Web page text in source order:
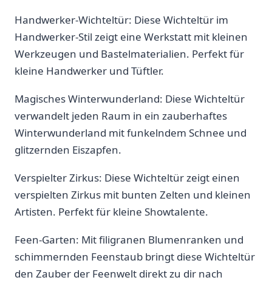
Handwerker-Wichteltür: Diese⁣ Wichteltür im
Handwerker-Stil zeigt⁤ eine Werkstatt‌ mit kleinen
Werkzeugen und ‌Bastelmaterialien. Perfekt für
kleine Handwerker und Tüftler.
Magisches Winterwunderland: Diese Wichteltür‍
verwandelt jeden Raum in ein⁣ zauberhaftes​
Winterwunderland mit funkelndem Schnee und
glitzernden Eiszapfen.
Verspielter Zirkus: Diese Wichteltür zeigt‌ einen
verspielten Zirkus⁣ mit bunten Zelten‍ und kleinen‍
Artisten. Perfekt für kleine Showtalente.
Feen-Garten: Mit filigranen‌ Blumenranken und
schimmernden Feenstaub bringt diese Wichteltür
den Zauber der Feenwelt direkt ⁣zu dir nach